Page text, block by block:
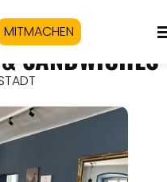
MITMACHEN
SANDWICHES